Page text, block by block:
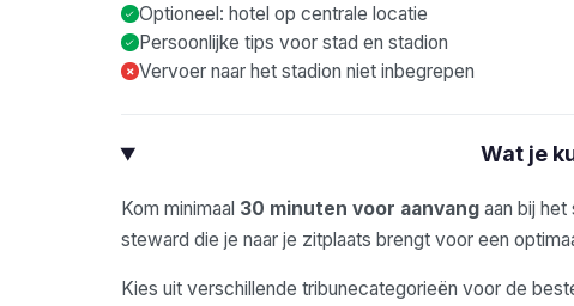
Optioneel: hotel op centrale locatie
Persoonlijke tips voor stad en stadion
× Vervoer naar het stadion niet inbegrepen
Wat je
Kom minimaal 30 minuten voor aanvangaan bij het
steward die je naar je zitplaats brengt voor een
Kies uit verschillende tribunecategorieën voor de